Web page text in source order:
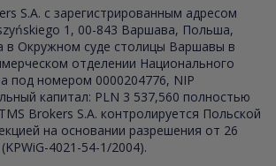
S.A. с зарегистрированным адресом
1, 00-843 Варшава, Польша,
в Окружном суде столицы Варшавы в
отделении Национального
под номером 0000204776, NIP
капитал: PLN 3 537,560 полностью
Brokers S.A. контролируется Польской
на основании разрешения от 26
4021-54-1/2004).